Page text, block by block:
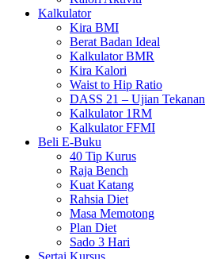
Kalkulator
Kira BMI
Berat Badan Ideal
Kalkulator BMR
Kira Kalori
Waist to Hip Ratio
DASS 21 – Ujian Tekanan
Kalkulator 1RM
Kalkulator FFMI
Beli E-Buku
40 Tip Kurus
Raja Bench
Kuat Katang
Rahsia Diet
Masa Memotong
Plan Diet
Sado 3 Hari
Sertai Kursus